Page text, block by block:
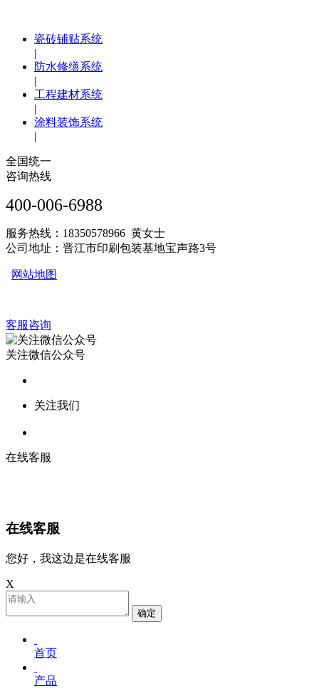
瓷砖铺贴系统
|
防水修缮系统
|
工程建材系统
|
涂料装饰系统
|
全国统一
咨询热线
400-006-6988
服务热线：18350578966 黄女士
公司地址：晋江市印刷包装基地宝声路3号
网站地图
客服咨询
关注微信公众号
关注我们
在线客服
在线客服
您好，我这边是在线客服
X
确定
首页
产品